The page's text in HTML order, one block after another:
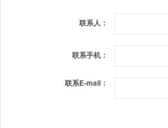
联系人：
联系手机：
联系E-mail：